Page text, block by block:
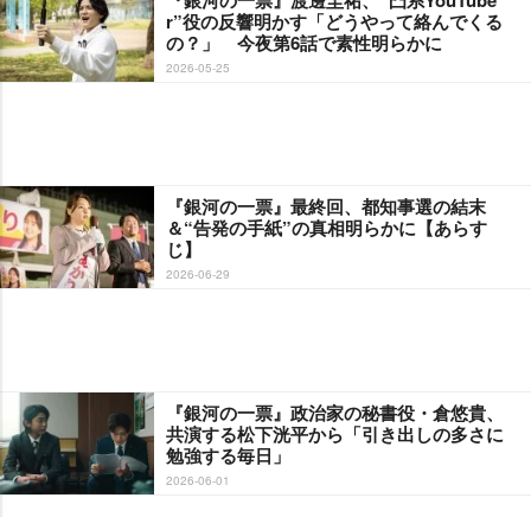
r”役の反響明かす「どうやって絡んでくる
の？」 今夜第6話で素性明らかに
2026-05-25
『銀河の一票』最終回、都知事選の結末
＆“告発の手紙”の真相明らかに【あらす
じ】
2026-06-29
『銀河の一票』政治家の秘書役・倉悠貴、
共演する松下洸平から「引き出しの多さに
勉強する毎日」
2026-06-01